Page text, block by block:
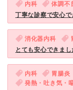
内科 体調不
丁寧な診察で安心で
消化器内科
とても安心できまし
内科
胃腸炎
発熱・吐き気・